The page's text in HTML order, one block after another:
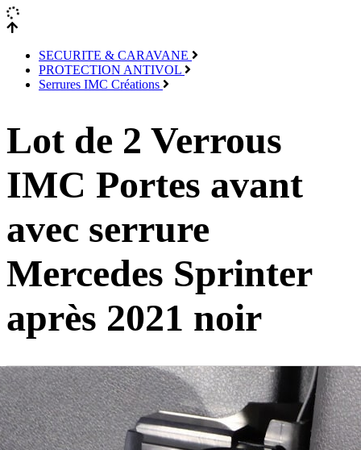
SECURITE & CARAVANE
PROTECTION ANTIVOL
Serrures IMC Créations
Lot de 2 Verrous
IMC Portes avant
avec serrure
Mercedes Sprinter
après 2021 noir